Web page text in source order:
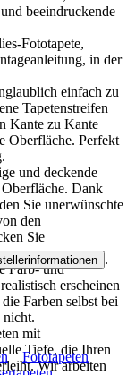
beeindruckende
Fototapete,
in der
einfach zu
Tapetenstreifen
Kante zu Kante
Oberfläche. Perfekt
und deckende
Dank
Sie unerwünschte
den
Sie
Farb- und
erscheinen
Farben selbst bei
nicht.
mit
Tiefe, die Ihren
Wir arbeiten
.
Fototapeten